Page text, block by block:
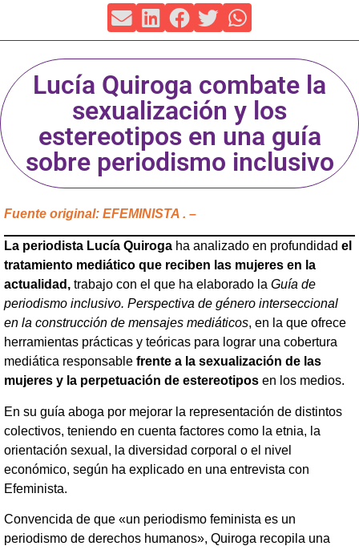
Lucía Quiroga combate la
sexualización y los
estereotipos en una guía
sobre periodismo inclusivo
Fuente original: EFEMINISTA . –
La periodista Lucía Quiroga ha analizado en profundidad el
tratamiento mediático que reciben las mujeres en la
actualidad, trabajo con el que ha elaborado la Guía de
periodismo inclusivo. Perspectiva de género interseccional
en la construcción de mensajes mediáticos, en la que ofrece
herramientas prácticas y teóricas para lograr una cobertura
mediática responsable frente a la sexualización de las
mujeres y la perpetuación de estereotipos en los medios.
En su guía aboga por mejorar la representación de distintos
colectivos, teniendo en cuenta factores como la etnia, la
orientación sexual, la diversidad corporal o el nivel
económico, según ha explicado en una entrevista con
Efeminista.
Convencida de que «un periodismo feminista es un
periodismo de derechos humanos», Quiroga recopila una